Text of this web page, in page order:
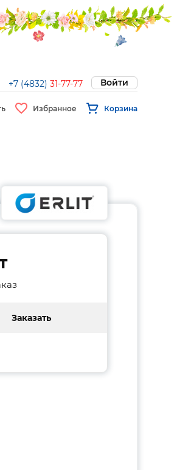
+7 (4832) 31-77-77 Войти
Избранное Корзина
Заказать